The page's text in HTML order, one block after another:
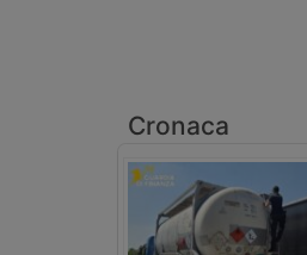
Cronaca